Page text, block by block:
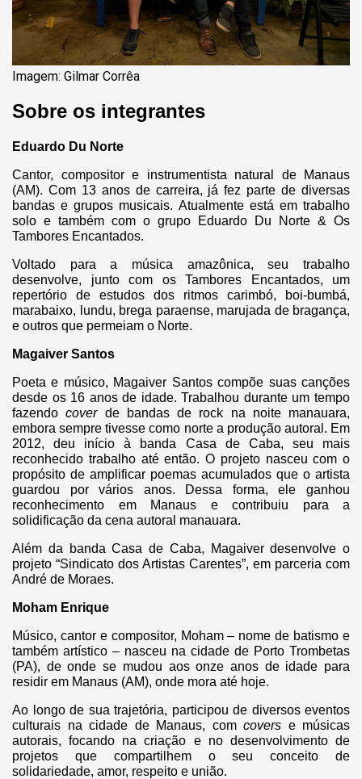
Imagem: Gilmar Corrêa
Sobre os integrantes
Eduardo Du Norte
Cantor, compositor e instrumentista natural de Manaus
(AM). Com 13 anos de carreira, já fez parte de diversas
bandas e grupos musicais. Atualmente está em trabalho
solo e também com o grupo Eduardo Du Norte & Os
Tambores Encantados.
Voltado para a música amazônica, seu trabalho
desenvolve, junto com os Tambores Encantados, um
repertório de estudos dos ritmos carimbó, boi-bumbá,
marabaixo, lundu, brega paraense, marujada de bragança,
e outros que permeiam o Norte.
Magaiver Santos
Poeta e músico, Magaiver Santos compõe suas canções
desde os 16 anos de idade. Trabalhou durante um tempo
fazendocoverde bandas de rock na noite manauara,
embora sempre tivesse como norte a produção autoral. Em
2012, deu início à banda Casa de Caba, seu mais
reconhecido trabalho até então. O projeto nasceu com o
propósito de amplificar poemas acumulados que o artista
guardou por vários anos. Dessa forma, ele ganhou
reconhecimento em Manaus e contribuiu para a
solidificação da cena autoral manauara.
Além da banda Casa de Caba, Magaiver desenvolve o
projeto “Sindicato dos Artistas Carentes”, em parceria com
André de Moraes.
Moham Enrique
Músico, cantor e compositor, Moham – nome de batismo e
também artístico – nasceu na cidade de Porto Trombetas
(PA), de onde se mudou aos onze anos de idade para
residir em Manaus (AM), onde mora até hoje.
Ao longo de sua trajetória, participou de diversos eventos
culturais na cidade de Manaus, com covers e músicas
autorais, focando na criação e no desenvolvimento de
projetos que compartilhem o seu conceito de
solidariedade, amor, respeito e união.